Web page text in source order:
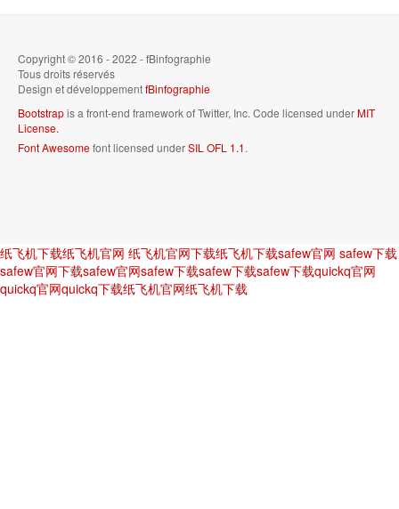
Copyright © 2016 - 2022 - fBinfographie
Tous droits réservés
Design et développementfBinfographie
Bootstrapis a front-end framework of Twitter, Inc. Code licensed underMIT
License.
Font Awesomefont licensed underSIL OFL 1.1.
纸飞机下载纸飞机官网 纸飞机官网下载纸飞机下载safew官网 safew下载
safew官网下载safew官网safew下载safew下载safew下载quickq官网
quickq官网quickq下载纸飞机官网纸飞机下载